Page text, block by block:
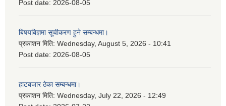
Post date: 2026-08-05
बिषयबिज्ञमा सूचीकरण हुने सम्बन्धमा।
प्रकाशन मिति: Wednesday, August 5, 2026 - 10:41
Post date: 2026-08-05
हाटबजार ठेका सम्बन्धमा।
प्रकाशन मिति: Wednesday, July 22, 2026 - 12:49